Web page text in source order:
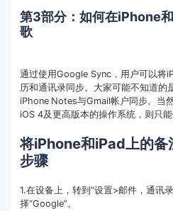
第3部分：如何在iPhone
歌
通过使用Google Sync，用户可以将
历和通讯录同步。大家可能不知道的
iPhone Notes与Gmail帐户同步。当
iOS 4及更高版本的操作系统，则只能
将iPhone和iPad上的备
步骤
1.在设备上，转到“设置>邮件，通讯
择“Google”。